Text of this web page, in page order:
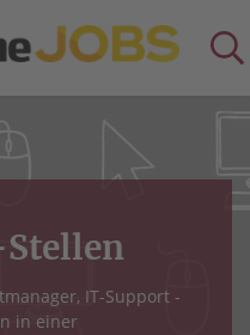
IT-Support -
in einer